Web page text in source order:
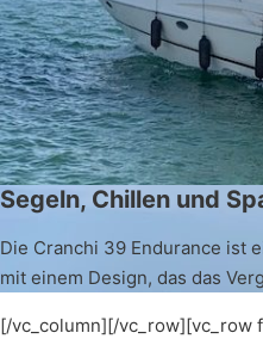
Segeln, Chillen und
Die Cranchi 39 Endurance ist
mit einem Design, das das
[/vc_column][/vc_row][vc_row